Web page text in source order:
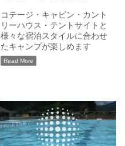
コテージ・キャビン・カント
リーハウス・テントサイトと
様々な宿泊スタイルに合わせ
たキャンプが楽しめます
Read More